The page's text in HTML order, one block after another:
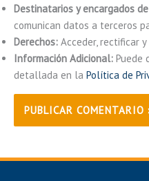
Destinatarios y encargados
comunican datos a terceros
Derechos: Acceder, rectificar
Información Adicional: Puede
detallada en la Política de